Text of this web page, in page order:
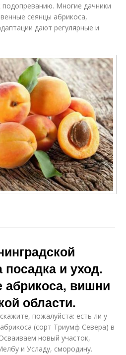
Многие дачники
сеянцы абрикоса,
дают регулярные и
посадка и уход.
вишни
области.
пожалуйста: есть ли у
(сорт Триумф Севера) в
новый участок,
и Усладу, смородину.